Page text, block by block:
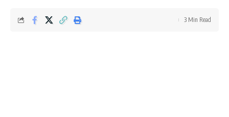
3 Min Read